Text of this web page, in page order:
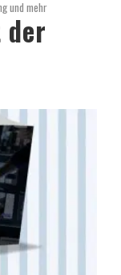
und mehr
der